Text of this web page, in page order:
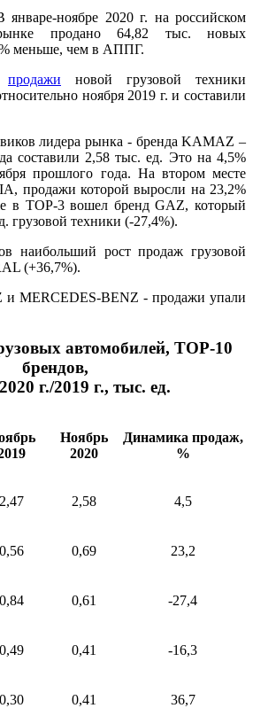
январе-ноябре 2020 г. на российском
продано 64,82 тыс. новых
меньше, чем в АППГ.
продажи новой грузовой техники
ноября 2019 г. и составили
лидера рынка - бренда KAMAZ –
составили 2,58 тыс. ед. Это на 4,5%
прошлого года. На втором месте
продажи которой выросли на 23,2%
в ТОР-3 вошел бренд GAZ, который
грузовой техники (-27,4%).
наибольший рост продаж грузовой
(+36,7%).
и MERCEDES-BENZ - продажи упали
автомобилей, ТОР-10
брендов,
г./2019 г., тыс. ед.
Ноябрь
2020
Динамика продаж,
%
2,47 2,58 4,5
0,56 0,69 23,2
0,84 0,61 -27,4
0,49 0,41 -16,3
0,30 0,41 36,7